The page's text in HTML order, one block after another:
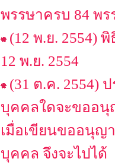
พรรษาครบ 84 พ
(12 พ.ย. 2554)
12 พ.ย. 2554
(31 ต.ค. 2554)
บุคคลใดจะขออนุ
เมื่อเขียนขออนุญ
บุคคล จึงจะไปได้